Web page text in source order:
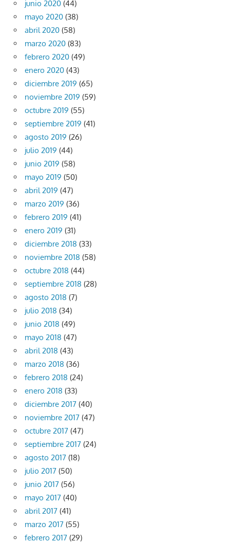
junio 2020 (44)
mayo 2020 (38)
abril 2020 (58)
marzo 2020 (83)
febrero 2020 (49)
enero 2020 (43)
diciembre 2019 (65)
noviembre 2019 (59)
octubre 2019 (55)
septiembre 2019 (41)
agosto 2019 (26)
julio 2019 (44)
junio 2019 (58)
mayo 2019 (50)
abril 2019 (47)
marzo 2019 (36)
febrero 2019 (41)
enero 2019 (31)
diciembre 2018 (33)
noviembre 2018 (58)
octubre 2018 (44)
septiembre 2018 (28)
agosto 2018 (7)
julio 2018 (34)
junio 2018 (49)
mayo 2018 (47)
abril 2018 (43)
marzo 2018 (36)
febrero 2018 (24)
enero 2018 (33)
diciembre 2017 (40)
noviembre 2017 (47)
octubre 2017 (47)
septiembre 2017 (24)
agosto 2017 (18)
julio 2017 (50)
junio 2017 (56)
mayo 2017 (40)
abril 2017 (41)
marzo 2017 (55)
febrero 2017 (29)